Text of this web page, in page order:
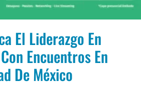
El Liderazgo En
Encuentros En
De México